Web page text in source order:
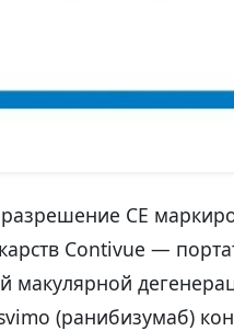
CE
Contivue —
макулярной
(ранибизумаб)